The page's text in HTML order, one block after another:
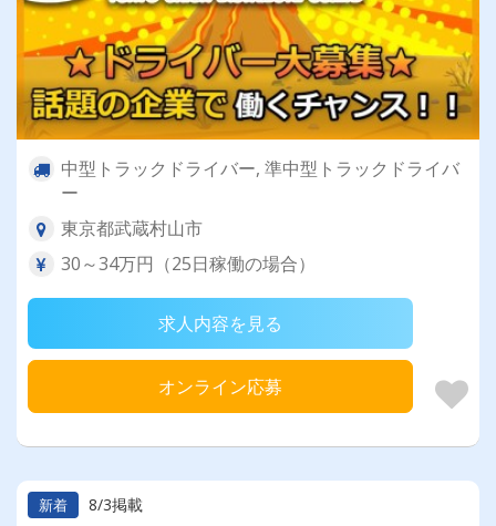
中型トラックドライバー, 準中型トラックドライバ
ー
東京都武蔵村山市
30～34万円（25日稼働の場合）
求人内容を見る
オンライン応募
新着 8/3掲載